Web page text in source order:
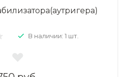
В наличии: 1 шт.